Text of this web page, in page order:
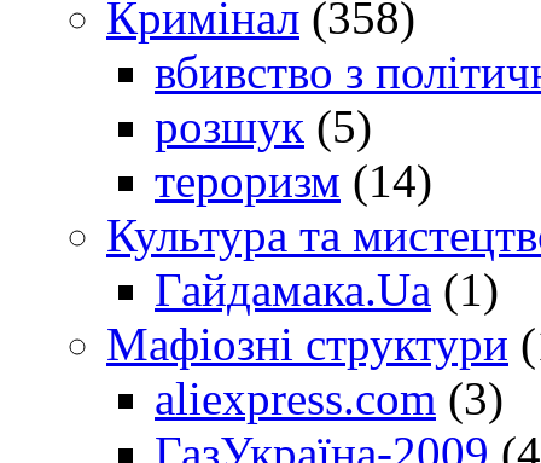
Кримінал (358)
вбивство з
розшук (5)
тероризм (14)
Культура та
Гайдамака.Ua (1)
Мафіозні структури
aliexpress.com (3)
ГазУкраїна-2009